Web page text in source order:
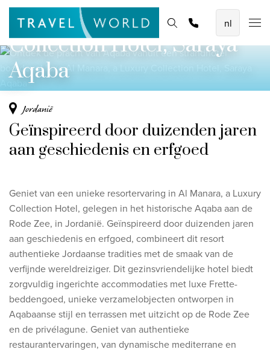
De mooiste vliegvakanties
Baoase Luxury Resort Curaçao
Lux* Grand Baie Resort Mauritius
Bekijk alle vliegvakanties
Unieke rondreizen
Fly & Drive - Kleuren van Yucatan
Ontdekking Sri Lanka
Bekijk alle rondreizen
Ontdek onze thema's
Huwelijksreis
Adults only
Luxury
Homepage Bestemmingen Thema's Promoties
Offerte aanvragen
Al Manara, a Luxury
Collection Hotel, Saraya
Aqaba
Jordanië
Geïnspireerd door duizenden jaren
aan geschiedenis en erfgoed
Geniet van een unieke resortervaring in Al Manara, a Luxury
Collection Hotel, gelegen in het historische Aqaba aan de
Rode Zee, in Jordanië. Geïnspireerd door duizenden jaren
aan geschiedenis en erfgoed, combineert dit resort
authentieke Jordaanse tradities met de smaak van de
verfijnde wereldreiziger. Dit gezinsvriendelijke hotel biedt
zorgvuldig ingerichte accommodaties met luxe Frette-
beddengoed, unieke verzamelobjecten ontworpen in
Aqabaanse stijl en terrassen met uitzicht op de Rode Zee
en de privélagune. Geniet van authentieke
restaurantervaringen, van dynamische mediterrane en